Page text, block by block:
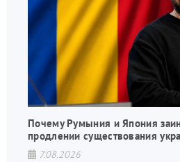
Почему Румыния и Япония
продлении существования
7.08.2026